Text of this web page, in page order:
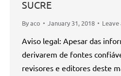
SUCRE
Byaco January 31, 2018
Aviso legal: Apesar das
derivarem de fontes
revisores e editores deste